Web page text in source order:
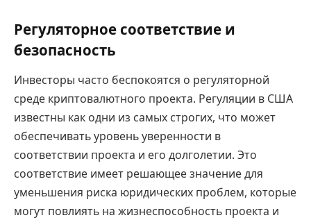
Регуляторное соответствие и
безопасность
Инвесторы часто беспокоятся о регуляторной
среде криптовалютного проекта. Регуляции в США
известны как одни из самых строгих, что может
обеспечивать уровень уверенности в
соответствии проекта и его долголетии. Это
соответствие имеет решающее значение для
уменьшения риска юридических проблем, которые
могут повлиять на жизнеспособность проекта и